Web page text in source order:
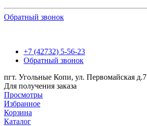
Обратный звонок
+7 (42732) 5-56-23
Обратный звонок
пгт. Угольные Копи, ул. Первомайская д.7
Для получения заказа
Просмотры
Избранное
Корзина
Каталог